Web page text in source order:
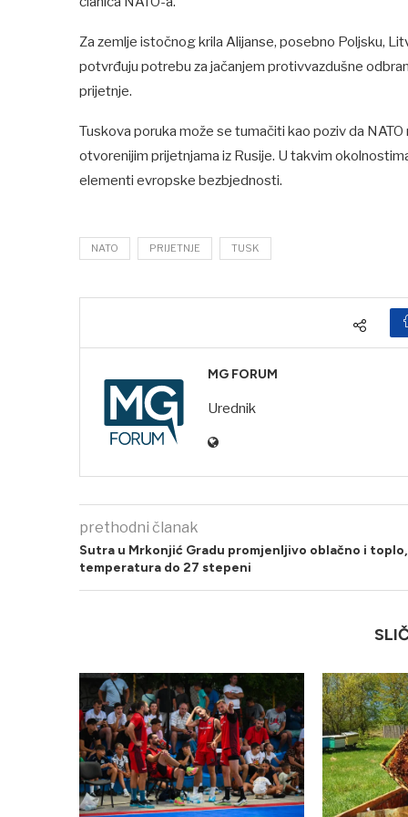
Za zemlje istočnog krila Alijanse, posebno Poljsku,
potvrđuju potrebu za jačanjem protivvazdušne
prijetnje.
Tuskova poruka može se tumačiti kao poziv da
otvorenijim prijetnjama iz Rusije. U takvim
elementi evropske bezbjednosti.
NATO PRIJETNJE TUSK
MG FORUM
Urednik
prethodni članak
Sutra u Mrkonjić Gradu promjenljivo oblačno i toplo,
temperatura do 27 stepeni